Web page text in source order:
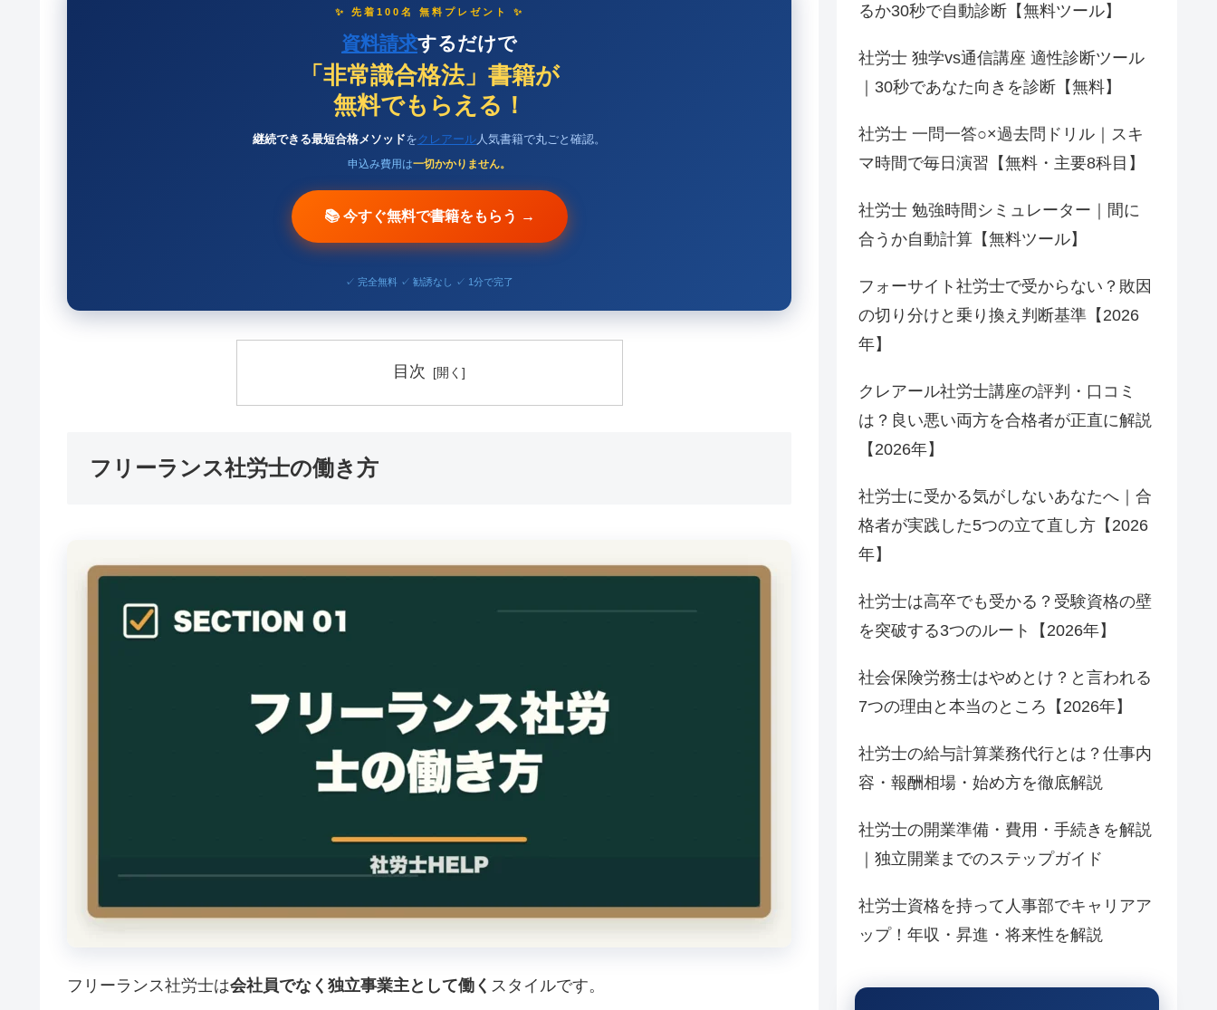
✨ 先着100名 無料プレゼント ✨
資料請求するだけで
「非常識合格法」書籍が
無料でもらえる！
継続できる最短合格メソッドをクレアール人気書籍で丸ごと確認。
申込み費用は一切かかりません。
📚 今すぐ無料で書籍をもらう →
✓ 完全無料 ✓ 勧誘なし ✓ 1分で完了
目次
フリーランス社労士の働き方
フリーランス社労士は会社員でなく独立事業主として働く スタイルです。
るか30秒で自動診断【無料ツール】
社労士 独学vs通信講座 適性診断ツール
｜30秒であなた向きを診断【無料】
社労士 一問一答○×過去問ドリル｜スキ
マ時間で毎日演習【無料・主要8科目】
社労士 勉強時間シミュレーター｜間に
合うか自動計算【無料ツール】
フォーサイト社労士で受からない？敗因
の切り分けと乗り換え判断基準【2026
年】
クレアール社労士講座の評判・口コミ
は？良い悪い両方を合格者が正直に解説
【2026年】
社労士に受かる気がしないあなたへ｜合
格者が実践した5つの立て直し方【2026
年】
社労士は高卒でも受かる？受験資格の壁
を突破する3つのルート【2026年】
社会保険労務士はやめとけ？と言われる
7つの理由と本当のところ【2026年】
社労士の給与計算業務代行とは？仕事内
容・報酬相場・始め方を徹底解説
社労士の開業準備・費用・手続きを解説
｜独立開業までのステップガイド
社労士資格を持って人事部でキャリアア
ップ！年収・昇進・将来性を解説